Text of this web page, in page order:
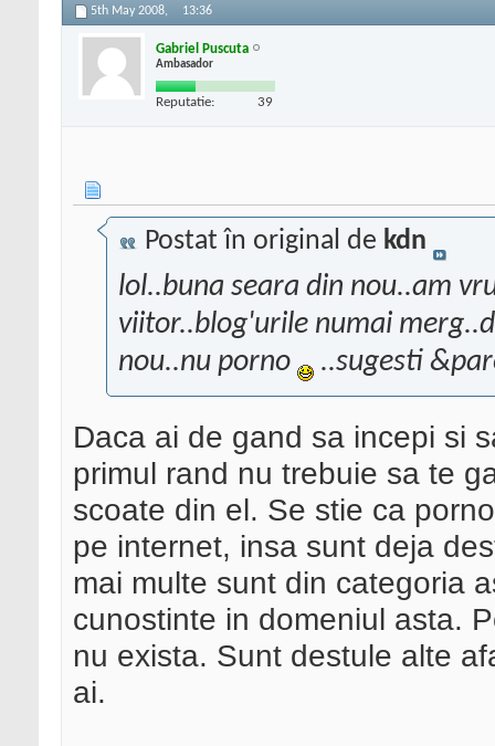
5th May 2008, 13:36
Gabriel Puscuta
Ambasador
Reputatie: 39
Postat în original de kdn
lol..buna seara din nou..am
viitor..blog'urile numai
nou..nu porno
..sugesti
Daca ai de gand sa incepi si
primul rand nu trebuie sa te
scoate din el. Se stie ca
pe internet, insa sunt deja
mai multe sunt din categoria
cunostinte in domeniul asta.
nu exista. Sunt destule alte
ai.